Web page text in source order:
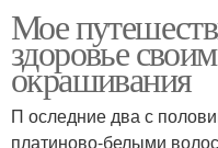
Мое
здоровье
окрашивания
П оследние два с
платиново-белыми